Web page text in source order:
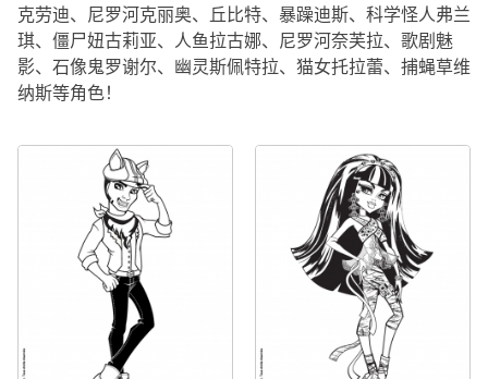
克劳迪、尼罗河克丽奥、丘比特、暴躁迪斯、科学怪人弗兰
琪、僵尸妞古莉亚、人鱼拉古娜、尼罗河奈芙拉、歌剧魅
影、石像鬼罗谢尔、幽灵斯佩特拉、猫女托拉蕾、捕蝇草维
纳斯等角色！